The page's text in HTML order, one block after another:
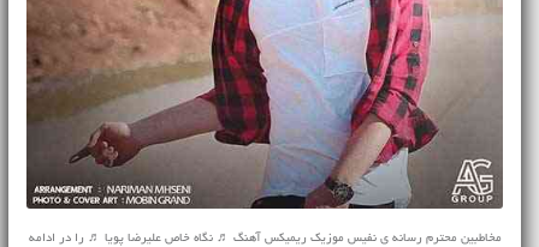
مخاطبین محترم رسانه ی نفیس موزیک ریمیکس آهنگ ♬ نگاه خاص علیرضا پویا ♬ را در ادامه